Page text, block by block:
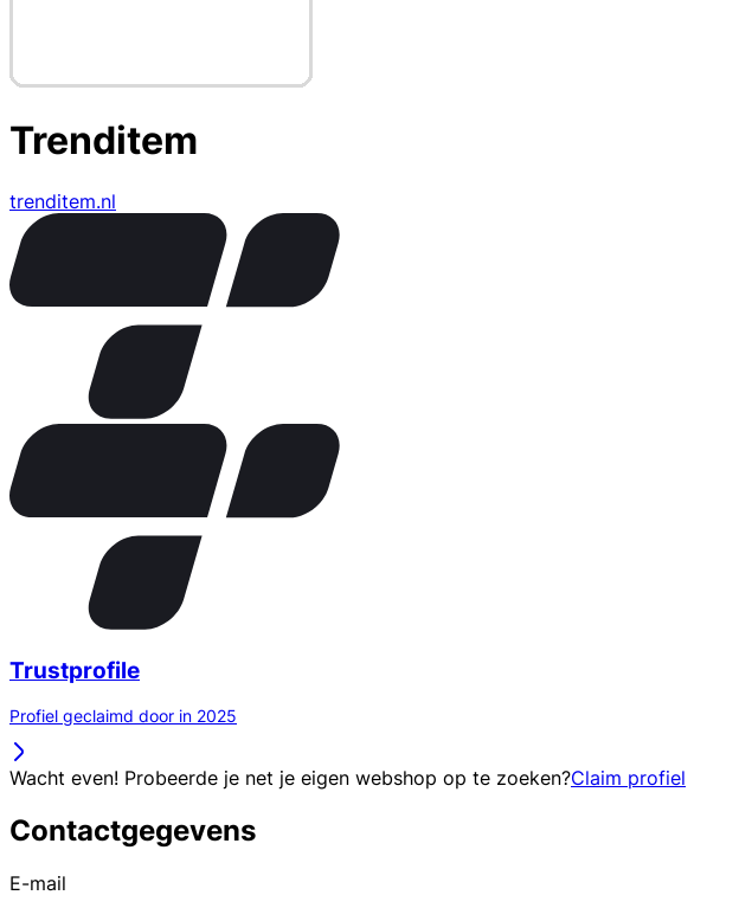
Trenditem
trenditem.nl
Trustprofile
Profiel geclaimd door in 2025
Wacht even! Probeerde je net je eigen webshop op te zoeken?Claim profiel
Contactgegevens
E-mail